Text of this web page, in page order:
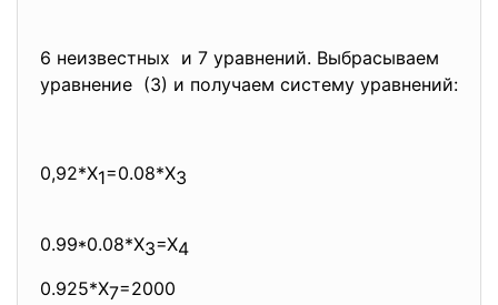
6 неизвестных и 7 уравнений. Выбрасываем
уравнение (3) и получаем систему уравнений:
0,92*X1=0.08*X3
0.99*0.08*X3=X4
0.925*X7=2000